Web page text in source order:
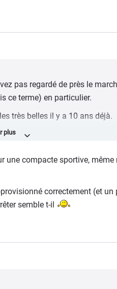
pas regardé de près le
ce terme) en particulier.
très belles il y a 10 ans déjà.
et les belles à 30ke, ça ne
une compacte sportive, même
correctement (et un
semble t-il